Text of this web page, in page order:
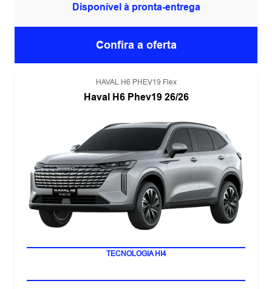
Disponível à pronta-entrega
Confira a oferta
HAVAL H6 PHEV19 Flex
Haval H6 Phev19 26/26
LANÇAMENTO